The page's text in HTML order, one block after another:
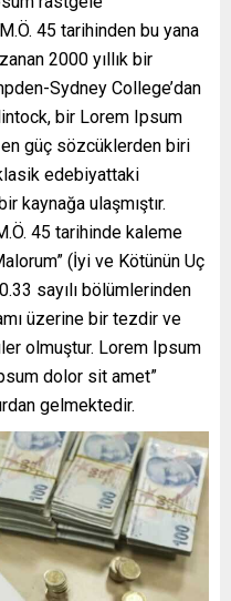
45 tarihinden bu yana
2000 yıllık bir
Sydney College’dan
bir Lorem Ipsum
en güç sözcüklerden biri
edebiyattaki
kaynağa ulaşmıştır.
45 tarihinde kaleme
(İyi ve Kötünün Uç
sayılı bölümlerinden
üzerine bir tezdir ve
olmuştur. Lorem Ipsum
dolor sit amet”
gelmektedir.